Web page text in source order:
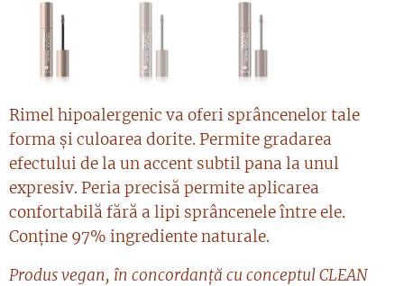
Rimel hipoalergenic va oferi sprâncenelor tale
forma și culoarea dorite. Permite gradarea
efectului de la un accent subtil pana la unul
expresiv. Peria precisă permite aplicarea
confortabilă fără a lipi sprâncenele între ele.
Conține 97% ingrediente naturale.
Produs vegan, în concordanță cu conceptul CLEAN